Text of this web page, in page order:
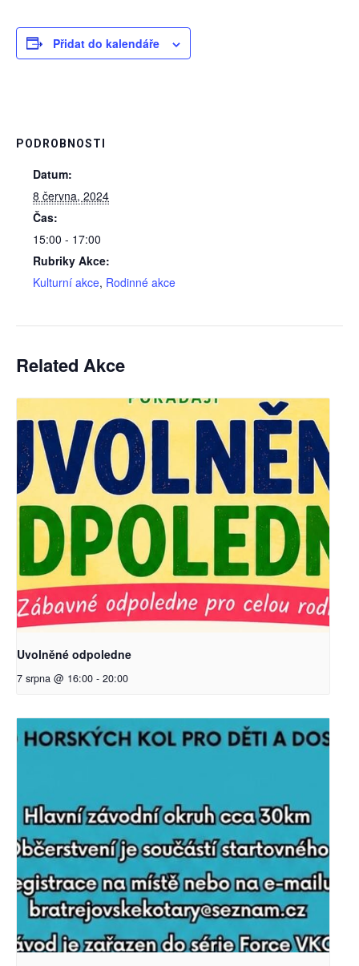
Přidat do kalendáře
PODROBNOSTI
Datum:
8 června, 2024
Čas:
15:00 - 17:00
Rubriky Akce:
Kulturní akce, Rodinné akce
Related Akce
Uvolněné odpoledne
7 srpna @ 16:00 - 20:00